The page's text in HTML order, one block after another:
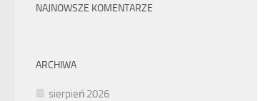
NAJNOWSZE KOMENTARZE
ARCHIWA
sierpień 2026